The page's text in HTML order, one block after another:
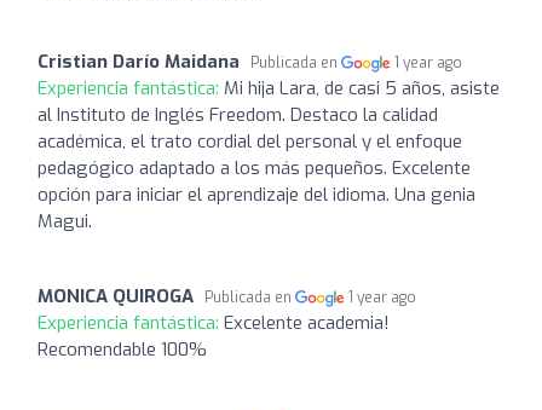
Cristian Darío Maidana Publicada en 1 year ago
Experiencia fantástica: Mi hija Lara, de casi 5 años, asiste
al Instituto de Inglés Freedom. Destaco la calidad
académica, el trato cordial del personal y el enfoque
pedagógico adaptado a los más pequeños. Excelente
opción para iniciar el aprendizaje del idioma. Una genia
Magui.
MONICA QUIROGA Publicada en 1 year ago
Experiencia fantástica: Excelente academia!
Recomendable 100%